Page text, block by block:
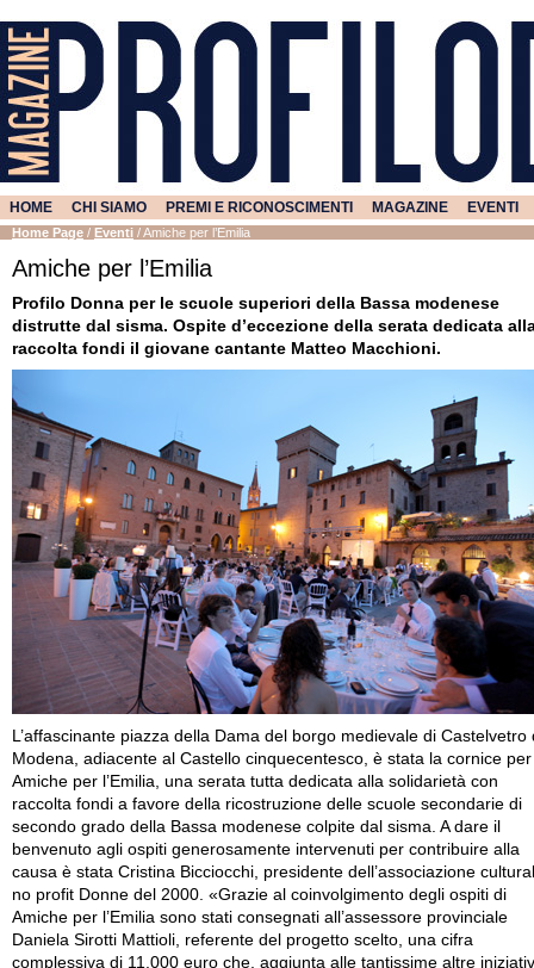
HOME CHI SIAMO PREMI E RICONOSCIMENTI MAGAZINE EVENTI
Home Page / Eventi /Amiche per l’Emilia
Amiche per l’Emilia
Profilo Donna per le scuole superiori della Bassa modenese
distrutte dal sisma. Ospite d’eccezione della serata dedicata
raccolta fondi il giovane cantante Matteo Macchioni.
L’affascinante piazza della Dama del borgo medievale di Castelvetro
Modena, adiacente al Castello cinquecentesco, è stata la cornice per
Amiche per l’Emilia, una serata tutta dedicata alla solidarietà con
raccolta fondi a favore della ricostruzione delle scuole secondarie di
secondo grado della Bassa modenese colpite dal sisma. A dare il
benvenuto agli ospiti generosamente intervenuti per contribuire alla
causa è stata Cristina Bicciocchi, presidente dell’associazione
no profit Donne del 2000. «Grazie al coinvolgimento degli ospiti di
Amiche per l’Emilia sono stati consegnati all’assessore provinciale
Daniela Sirotti Mattioli, referente del progetto scelto, una cifra
complessiva di 11.000 euro che, aggiunta alle tantissime altre